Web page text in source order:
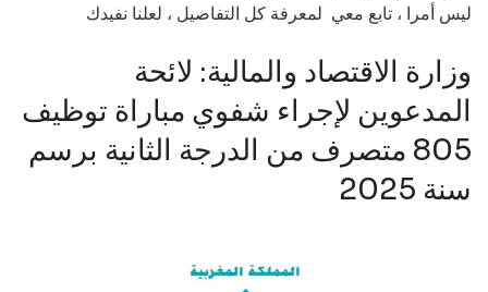
ليس أمرا ، تابع معي لمعرفة كل التفاصيل ، لعلنا نفيدك
وزارة الاقتصاد والمالية: لائحة
المدعوين لإجراء شفوي مباراة توظيف
805 متصرف من الدرجة الثانية برسم
سنة 2025